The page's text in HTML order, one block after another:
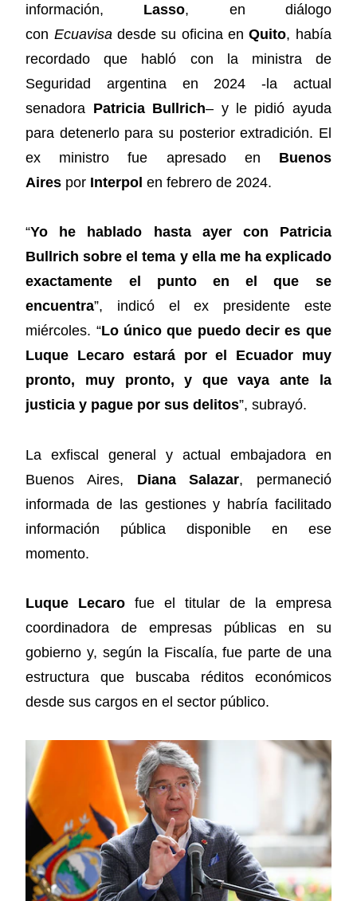
información, Lasso, en diálogo
con Ecuavisadesde su oficina enQuito, había
recordado que habló con la ministra de
Seguridad argentina en 2024 -la actual
senadora Patricia Bullrich– y le pidió ayuda
para detenerlo para su posterior extradición. El
ex ministro fue apresado en Buenos
Aires por Interpolen febrero de 2024.
“Yo he hablado hasta ayer con Patricia
Bullrich sobre el tema y ella me ha explicado
exactamente el punto en el que se
encuentra”, indicó el ex presidente este
miércoles. “Lo único que puedo decir es que
Luque Lecaro estará por el Ecuador muy
pronto, muy pronto, y que vaya ante la
justicia y pague por sus delitos”, subrayó.
La exfiscal general y actual embajadora en
Buenos Aires, Diana Salazar, permaneció
informada de las gestiones y habría facilitado
información pública disponible en ese
momento.
Luque Lecarofue el titular de la empresa
coordinadora de empresas públicas en su
gobierno y, según la Fiscalía, fue parte de una
estructura que buscaba réditos económicos
desde sus cargos en el sector público.